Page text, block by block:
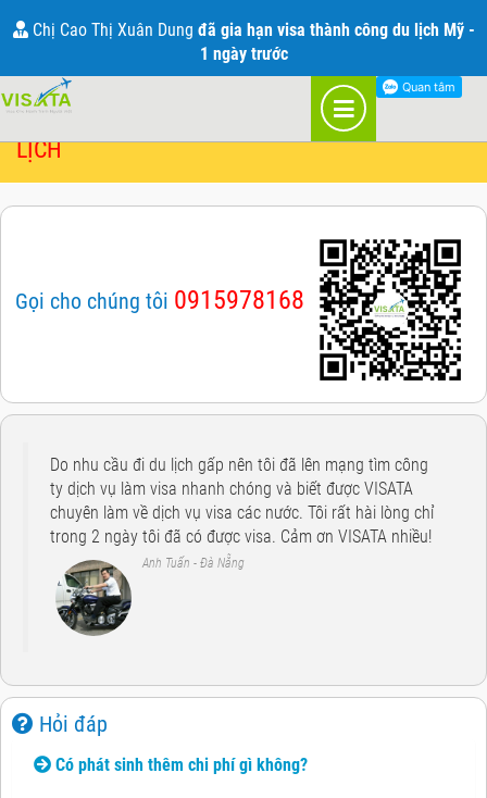
BẢNG GIÁ DỊCH VỤ VISA MỚI NHẤT 2021
BÁO GIÁ DỊCH VỤ VISA VÀ BẢO HIỂM DU
LỊCH
Gọi cho chúng tôi 0915978168
Do nhu cầu đi du lịch gấp nên tôi đã lên mạng tìm công
ty dịch vụ làm visa nhanh chóng và biết được VISATA
chuyên làm về dịch vụ visa các nước. Tôi rất hài lòng chỉ
trong 2 ngày tôi đã có được visa. Cảm ơn VISATA nhiều!
Anh Tuấn - Đà Nẵng
Hỏi đáp
Có phát sinh thêm chi phí gì không?
Chị Cao Thị Xuân Dung đã gia hạn visa thành công du lịch Mỹ -
1 ngày trước